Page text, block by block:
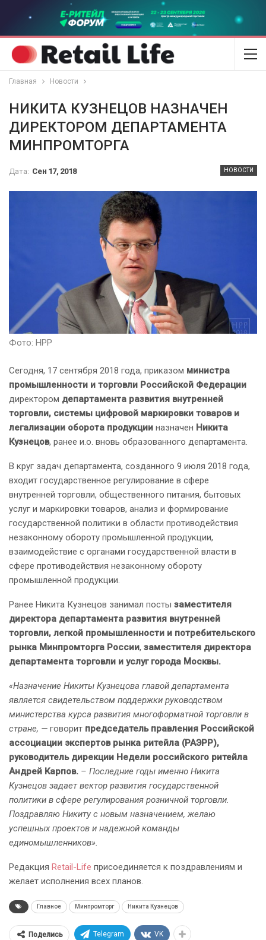
Главная Новости
НИКИТА КУЗНЕЦОВ НАЗНАЧЕН
ДИРЕКТОРОМ ДЕПАРТАМЕНТА
МИНПРОМТОРГА
НОВОСТИ
Дата: Сен 17, 2018
Фото: НРР
Сегодня, 17 сентября 2018 года, приказом министра
промышленности и торговли Российской Федерации
директором департамента развития внутренней
торговли, системы цифровой маркировки товаров и
легализации оборота продукции назначен Никита
Кузнецов, ранее и.о. вновь образованного департамента.
В круг задач департамента, созданного 9 июля 2018 года,
входит государственное регулирование в сфере
внутренней торговли, общественного питания, бытовых
услуг и маркировки товаров, анализ и формирование
государственной политики в области противодействия
незаконному обороту промышленной продукции,
взаимодействие с органами государственной власти в
сфере противодействия незаконному обороту
промышленной продукции.
Ранее Никита Кузнецов занимал посты заместителя
директора департамента развития внутренней
торговли, легкой промышленности и потребительского
рынка Минпромторга России, заместителя директора
департамента торговли и услуг города Москвы.
«Назначение Никиты Кузнецова главой департамента
является свидетельством поддержки руководством
министерства курса развития многоформатной торговли в
стране, — говорит председатель правления Российской
ассоциации экспертов рынка ритейла (РАЭРР),
руководитель дирекции Недели российского ритейла
Андрей Карпов. – Последние годы именно Никита
Кузнецов задает вектор развития государственной
политики в сфере регулирования розничной торговли.
Поздравляю Никиту с новым назначением, желаю
успешных проектов и надежной команды
единомышленников».
Редакция Retail-Life присоединяется к поздравлениям и
желает исполнения всех планов.
Главное Минпромторг Никита Кузнецов
Поделись Telegram VK